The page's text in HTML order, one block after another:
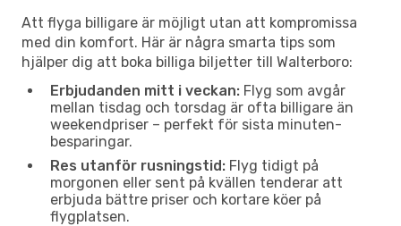
Att flyga billigare är möjligt utan att kompromissa
med din komfort. Här är några smarta tips som
hjälper dig att boka billiga biljetter till Walterboro:
Erbjudanden mitt i veckan: Flyg som avgår
mellan tisdag och torsdag är ofta billigare än
weekendpriser – perfekt för sista minuten-
besparingar.
Res utanför rusningstid: Flyg tidigt på
morgonen eller sent på kvällen tenderar att
erbjuda bättre priser och kortare köer på
flygplatsen.